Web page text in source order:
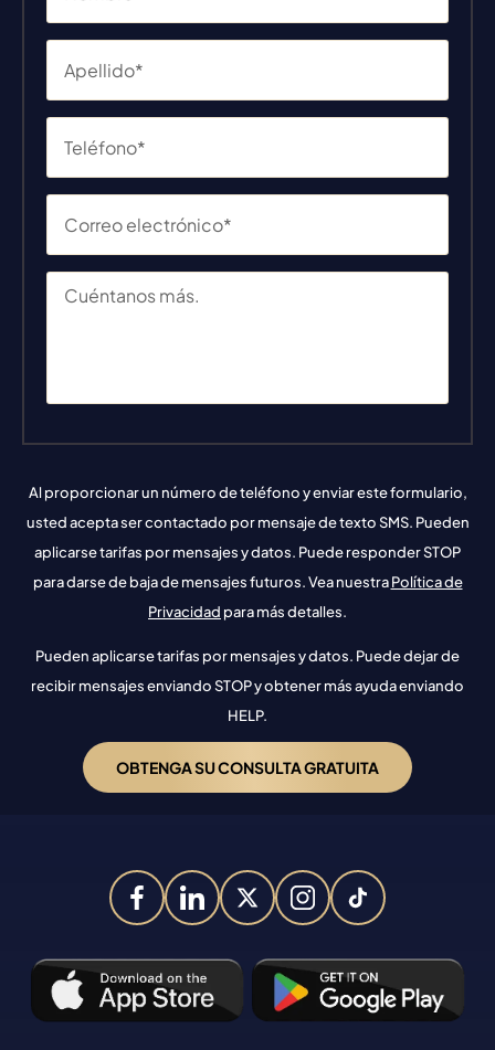
Al proporcionar un número de teléfono y enviar este formulario,
usted acepta ser contactado por mensaje de texto SMS. Pueden
aplicarse tarifas por mensajes y datos. Puede responder STOP
para darse de baja de mensajes futuros. Vea nuestraPolítica de
Privacidad para más detalles.
Pueden aplicarse tarifas por mensajes y datos. Puede dejar de
recibir mensajes enviando STOP y obtener más ayuda enviando
HELP.